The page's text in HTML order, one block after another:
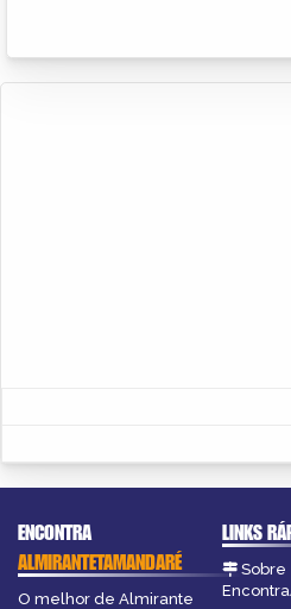
ENCONTRA
ALMIRANTETAMANDARÉ
O melhor de Almirante
LINKS
Sobre